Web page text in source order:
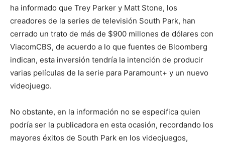
ha informado que Trey Parker y Matt Stone, los
creadores de la series de televisión South Park, han
cerrado un trato de más de $900 millones de dólares con
ViacomCBS, de acuerdo a lo que fuentes de Bloomberg
indican, esta inversión tendría la intención de producir
varias películas de la serie para Paramount+ y un nuevo
videojuego.
No obstante, en la información no se especifica quien
podría ser la publicadora en esta ocasión, recordando los
mayores éxitos de South Park en los videojuegos,